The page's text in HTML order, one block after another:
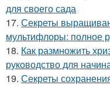
для своего сада
17. Секреты
мультифлоры: полное
18. Как размножить
руководство для
19. Секреты